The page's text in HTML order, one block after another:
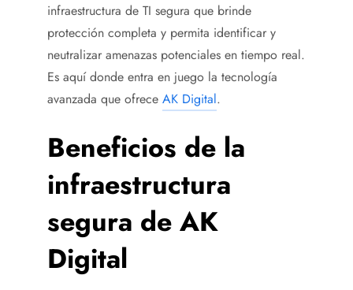
infraestructura de TI segura que brinde
protección completa y permita identificar y
neutralizar amenazas potenciales en tiempo real.
Es aquí donde entra en juego la tecnología
avanzada que ofrece AK Digital.
Beneficios de la
infraestructura
segura de AK
Digital